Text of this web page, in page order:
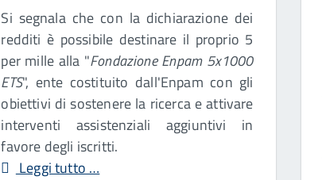
Si segnala che con la dichiarazione dei
redditi è possibile destinare il proprio 5
per mille alla "Fondazione Enpam 5x1000
ETS", ente costituito dall'Enpam con gli
obiettivi di sostenere la ricerca e attivare
interventi assistenziali aggiuntivi in
favore degli iscritti.
Leggi tutto …